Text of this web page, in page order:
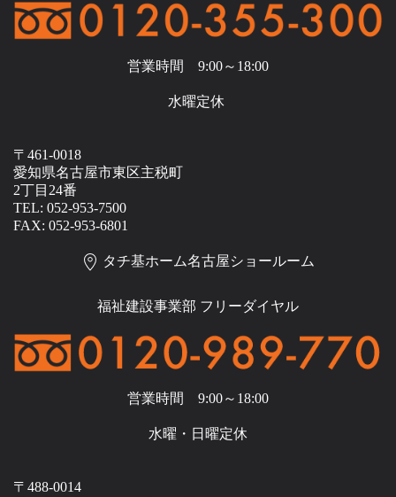
営業時間 9:00～18:00
水曜定休
〒461-0018
愛知県名古屋市東区主税町
2丁目24番
TEL: 052-953-7500
FAX: 052-953-6801
タチ基ホーム名古屋ショールーム
福祉建設事業部 フリーダイヤル
営業時間 9:00～18:00
水曜・日曜定休
〒488-0014